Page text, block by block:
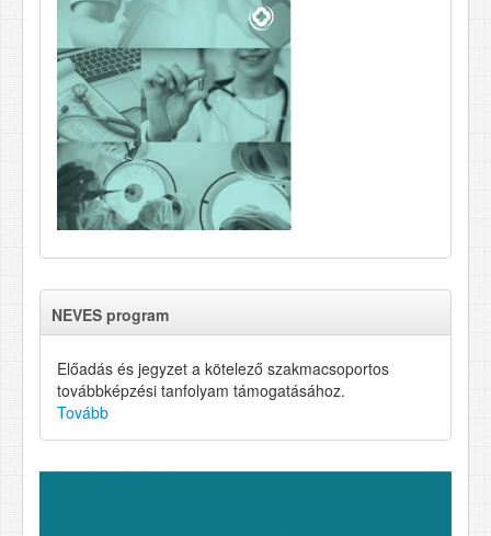
NEVES program
Előadás és jegyzet a kötelező szakmacsoportos
továbbképzési tanfolyam támogatásához.
Tovább